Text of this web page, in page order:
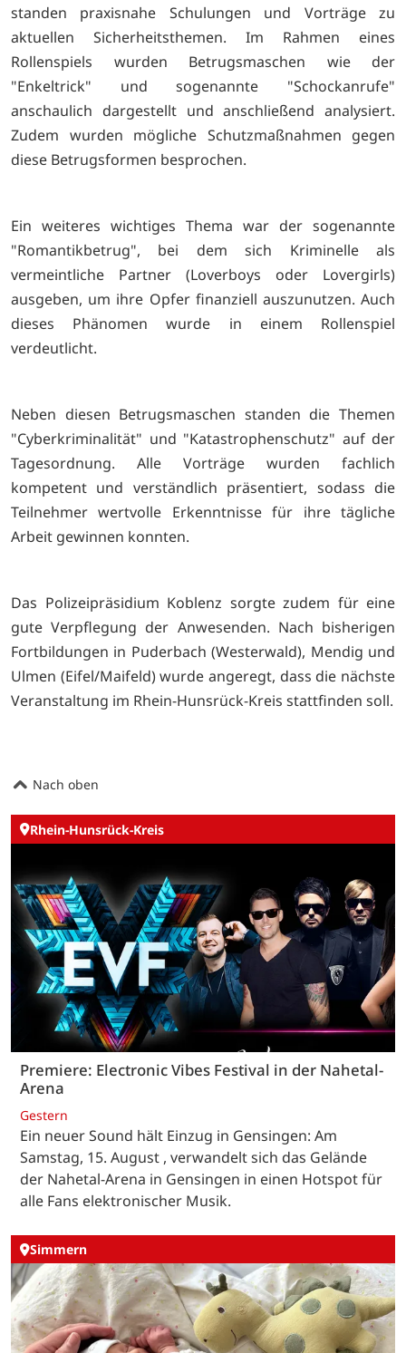
standen praxisnahe Schulungen und Vorträge zu
aktuellen Sicherheitsthemen. Im Rahmen eines
Rollenspiels wurden Betrugsmaschen wie der
"Enkeltrick" und sogenannte "Schockanrufe"
anschaulich dargestellt und anschließend analysiert.
Zudem wurden mögliche Schutzmaßnahmen gegen
diese Betrugsformen besprochen.
Ein weiteres wichtiges Thema war der sogenannte
"Romantikbetrug", bei dem sich Kriminelle als
vermeintliche Partner (Loverboys oder Lovergirls)
ausgeben, um ihre Opfer finanziell auszunutzen. Auch
dieses Phänomen wurde in einem Rollenspiel
verdeutlicht.
Neben diesen Betrugsmaschen standen die Themen
"Cyberkriminalität" und "Katastrophenschutz" auf der
Tagesordnung. Alle Vorträge wurden fachlich
kompetent und verständlich präsentiert, sodass die
Teilnehmer wertvolle Erkenntnisse für ihre tägliche
Arbeit gewinnen konnten.
Das Polizeipräsidium Koblenz sorgte zudem für eine
gute Verpflegung der Anwesenden. Nach bisherigen
Fortbildungen in Puderbach (Westerwald), Mendig und
Ulmen (Eifel/Maifeld) wurde angeregt, dass die nächste
Veranstaltung im Rhein-Hunsrück-Kreis stattfinden soll.
Nach oben
Rhein-Hunsrück-Kreis
Premiere: Electronic Vibes Festival in der Nahetal-
Arena
Gestern
Ein neuer Sound hält Einzug in Gensingen: Am
Samstag, 15. August , verwandelt sich das Gelände
der Nahetal-Arena in Gensingen in einen Hotspot für
alle Fans elektronischer Musik.
Simmern